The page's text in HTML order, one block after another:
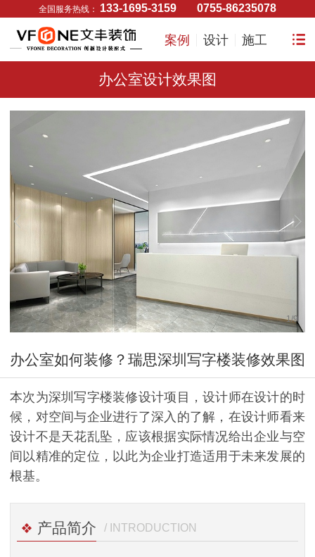
全国服务热线： 133-1695-3159 0755-86235078
案例 设计 施工
办公室设计效果图
1/9
办公室如何装修？瑞思深圳写字楼装修效果图
本次为深圳写字楼装修设计项目，设计师在设计的时
候，对空间与企业进行了深入的了解，在设计师看来
设计不是天花乱坠，应该根据实际情况给出企业与空
间以精准的定位，以此为企业打造适用于未来发展的
根基。
产品简介 / INTRODUCTION